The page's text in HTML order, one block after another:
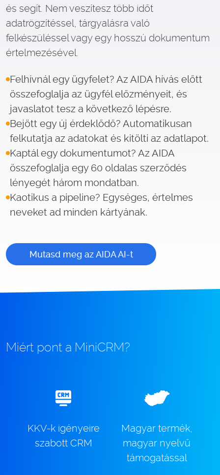
és segít. Nem veszítesz több időt
adatrögzítéssel, tárgyalásra való
felkészüléssel vagy egy hosszú dokumentum
értelmezésével.
Felhívnál egy ügyfelet? Az AIDA hívás előtt
összefoglalja az ügyfél előzményeit, és
javaslatot tesz a következő lépésre.
Bejött egy új érdeklődő? Automatikusan
felkutatja az adatokat és kitölti az adatlapot.
Kaptál egy dokumentumot? Az AIDA
összefoglalja egy 60 oldalas szerződés
lényegét három mondatban.
Kaotikus a pipeline? Egységes, értelmes
neveket ad minden kártyának.
Mutasd meg az AIDA AI-t
Miért pont a MiniCRM?
KKV-k igényeire
szabott CRM
Magyar termék,
magyar nyelvű
támogatással